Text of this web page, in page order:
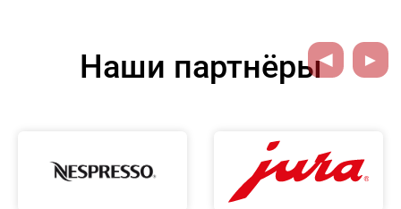
Наши партнёры